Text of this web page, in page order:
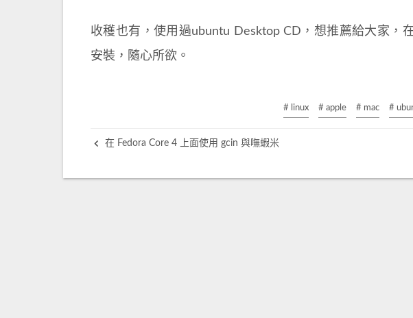
收穫也有，使用過ubuntu Desktop CD，想推薦給大家，
安裝，隨心所欲。
# linux # apple # mac #
在 Fedora Core 4 上面使用 gcin 與嘸蝦米